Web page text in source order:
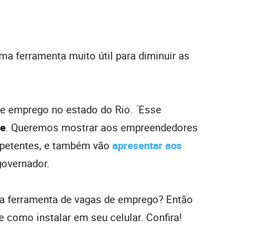
ferramenta muito útil para diminuir as
emprego no estado do Rio. “Esse
. Queremos mostrar aos empreendedores
e também vão apresentar aos
de vagas de emprego? Então
instalar em seu celular. Confira!